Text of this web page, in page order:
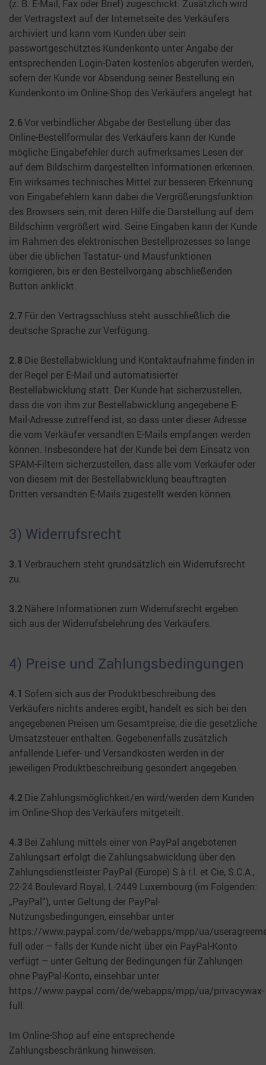
(z. B. E-Mail, Fax oder Brief) zugeschickt. Zusätzlich wird
der Vertragstext auf der Internetseite des Verkäufers
archiviert und kann vom Kunden über sein
passwortgeschütztes Kundenkonto unter Angabe der
entsprechenden Login-Daten kostenlos abgerufen werden,
sofern der Kunde vor Absendung seiner Bestellung ein
Kundenkonto im Online-Shop des Verkäufers angelegt hat.
2.6Vor verbindlicher Abgabe der Bestellung über das
Online-Bestellformular des Verkäufers kann der Kunde
mögliche Eingabefehler durch aufmerksames Lesen der
auf dem Bildschirm dargestellten Informationen erkennen.
Ein wirksames technisches Mittel zur besseren Erkennung
von Eingabefehlern kann dabei die Vergrößerungsfunktion
des Browsers sein, mit deren Hilfe die Darstellung auf dem
Bildschirm vergrößert wird. Seine Eingaben kann der Kunde
im Rahmen des elektronischen Bestellprozesses so lange
über die üblichen Tastatur- und Mausfunktionen
korrigieren, bis er den Bestellvorgang abschließenden
Button anklickt.
2.7Für den Vertragsschluss steht ausschließlich die
deutsche Sprache zur Verfügung.
2.8 Die Bestellabwicklung und Kontaktaufnahme finden in
der Regel per E-Mail und automatisierter
Bestellabwicklung statt. Der Kunde hat sicherzustellen,
dass die von ihm zur Bestellabwicklung angegebene E-
Mail-Adresse zutreffend ist, so dass unter dieser Adresse
die vom Verkäufer versandten E-Mails empfangen werden
können. Insbesondere hat der Kunde bei dem Einsatz von
SPAM-Filtern sicherzustellen, dass alle vom Verkäufer oder
von diesem mit der Bestellabwicklung beauftragten
Dritten versandten E-Mails zugestellt werden können.
3) Widerrufsrecht
3.1 Verbrauchern steht grundsätzlich ein Widerrufsrecht
zu.
3.2Nähere Informationen zum Widerrufsrecht ergeben
sich aus der Widerrufsbelehrung des Verkäufers.
4) Preise und Zahlungsbedingungen
4.1 Sofern sich aus der Produktbeschreibung des
Verkäufers nichts anderes ergibt, handelt es sich bei den
angegebenen Preisen um Gesamtpreise, die die gesetzliche
Umsatzsteuer enthalten. Gegebenenfalls zusätzlich
anfallende Liefer- und Versandkosten werden in der
jeweiligen Produktbeschreibung gesondert angegeben.
4.2Die Zahlungsmöglichkeit/en wird/werden dem Kunden
im Online-Shop des Verkäufers mitgeteilt.
4.3 Bei Zahlung mittels einer von PayPal angebotenen
Zahlungsart erfolgt die Zahlungsabwicklung über den
Zahlungsdienstleister PayPal (Europe) S.à r.l. et Cie, S.C.A.,
22-24 Boulevard Royal, L-2449 Luxembourg (im Folgenden:
„PayPal“), unter Geltung der PayPal-
Nutzungsbedingungen, einsehbar unter
https://www.paypal.com/de/webapps/mpp/ua/
full oder – falls der Kunde nicht über ein PayPal-Konto
verfügt – unter Geltung der Bedingungen für Zahlungen
ohne PayPal-Konto, einsehbar unter
https://www.paypal.com/de/webapps/mpp/ua/privacywax-
full.
Im Online-Shop auf eine entsprechende
Zahlungsbeschränkung hinweisen.